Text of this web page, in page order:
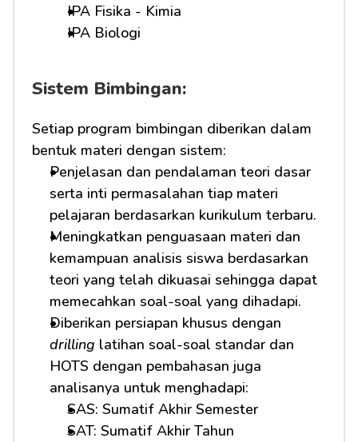
IPA Fisika - Kimia
IPA Biologi
Sistem Bimbingan:
Setiap program bimbingan diberikan dalam
bentuk materi dengan sistem:
Penjelasan dan pendalaman teori dasar
serta inti permasalahan tiap materi
pelajaran berdasarkan kurikulum terbaru.
Meningkatkan penguasaan materi dan
kemampuan analisis siswa berdasarkan
teori yang telah dikuasai sehingga dapat
memecahkan soal-soal yang dihadapi.
drilling latihan soal-soal standar dan
HOTS dengan pembahasan juga
analisanya untuk menghadapi:
SAS: Sumatif Akhir Semester
SAT: Sumatif Akhir Tahun